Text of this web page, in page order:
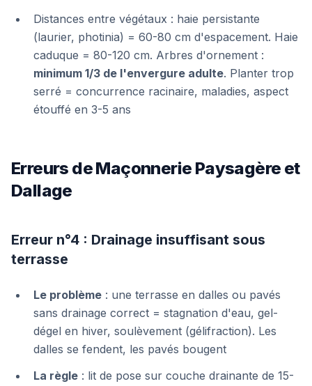
Distances entre végétaux : haie persistante
(laurier, photinia) = 60-80 cm d'espacement. Haie
caduque = 80-120 cm. Arbres d'ornement :
minimum 1/3 de l'envergure adulte. Planter trop
serré = concurrence racinaire, maladies, aspect
étouffé en 3-5 ans
Erreurs de Maçonnerie Paysagère et
Dallage
Erreur n°4 : Drainage insuffisant sous
terrasse
Le problème : une terrasse en dalles ou pavés
sans drainage correct = stagnation d'eau, gel-
dégel en hiver, soulèvement (gélifraction). Les
dalles se fendent, les pavés bougent
La règle : lit de pose sur couche drainante de 15-